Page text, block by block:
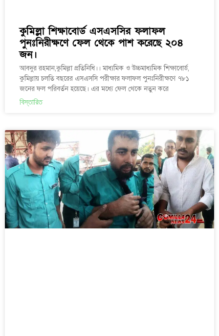
কুমিল্লা শিক্ষাবোর্ড এসএসসির ফলাফল
পুনঃনিরীক্ষণে ফেল থেকে পাশ করেছে ২০৪
জন।
আবদুর রহমান,কুমিল্লা প্রতিনিধি।। মাধ্যমিক ও উচ্চমাধ্যমিক শিক্ষাবোর্ড,
কুমিল্লায় চলতি বছরের এসএসসি পরীক্ষার ফলাফল পুনঃনিরীক্ষণে ৭৮১
জনের ফল পরিবর্তন হয়েছে। এর মধ্যে ফেল থেকে নতুন করে
বিস্তারিত